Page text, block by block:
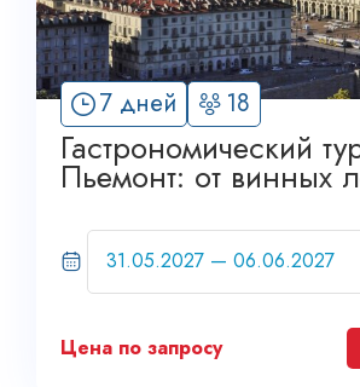
7 дней 18
Гастрономический
Пьемонт: от винных
Grand Tour
Цена по запросу